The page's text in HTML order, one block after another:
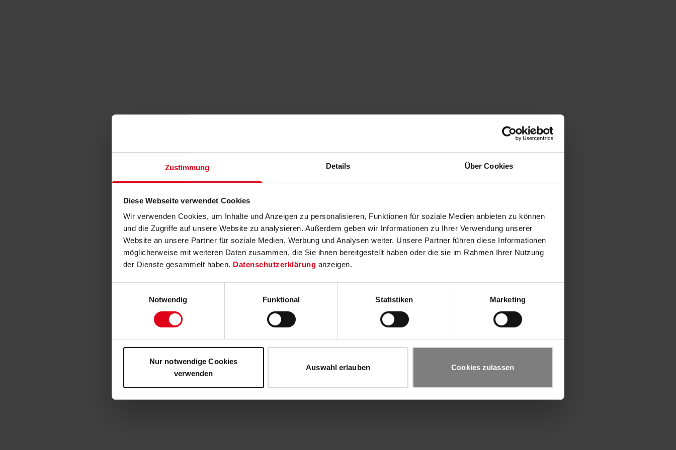
Zustimmung Details Über Cookies
Diese Webseite verwendet Cookies
Wir verwenden Cookies, um Inhalte und Anzeigen zu personalisieren, Funktionen für soziale Medien anbieten zu können
und die Zugriffe auf unsere Website zu analysieren. Außerdem geben wir Informationen zu Ihrer Verwendung unserer
Website an unsere Partner für soziale Medien, Werbung und Analysen weiter. Unsere Partner führen diese Informationen
möglicherweise mit weiteren Daten zusammen, die Sie ihnen bereitgestellt haben oder die sie im Rahmen Ihrer Nutzung
der Dienste gesammelt haben. Datenschutzerklärung anzeigen.
Notwendig
Funktional Statistiken Marketing
Nur notwendige Cookies
verwenden
Auswahl erlauben Cookies zulassen